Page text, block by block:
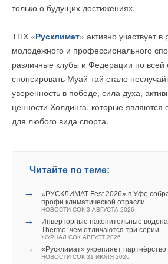
только о будущих достижениях.
ТПХ «Русклимат» активно участвует в
молодежного и профессионального
различные клубы и Федерации по всей
спонсировать Муай-тай стало
уверенность в победе, сила духа,
ценности Холдинга, которые
для любого вида спорта.
Читайте по теме:
→
«РУСКЛИМАТ Fest 2026» в Уфе
профи климатической отрасли
НОВОСТИ СОК 3 АВГУСТА 2026
→
Инверторные накопительные
Thermo: чем отличаются три серии
ЖУРНАЛ СОК АВГУСТ 2026
→ «Русклимат» укрепляет
НОВОСТИ СОК 31 ИЮЛЯ 2026
вызовы» – комментирует новое
…
Компания «ПЕНОПЛЭКС» начала свою
году с запуска первой в России
изготовлению теплоизоляционных
экструзионного пенополистирола под
завода за рубежом. В портфеле
теплоизоляционные материалы,
гидроизоляционные материалы,
полистирол общего назначения,
декоративно-отделочные материалы, а
гидроизоляционные материалы марки
площадью 15,5 тыс. кв м., где
складские помещения. Здание
вентиляции, освещения, отопления,
водоотведения и подъездными путями,
организации производства любого
время завершается проектирование
Подробнее о STRADA:
Читайте по теме:
Применение термовкладышей из
долговечного теплоизоляционного
разработанных при участии
повышает теплотехническую
помогает достичь требуемое
конструкции, оптимизируя систему